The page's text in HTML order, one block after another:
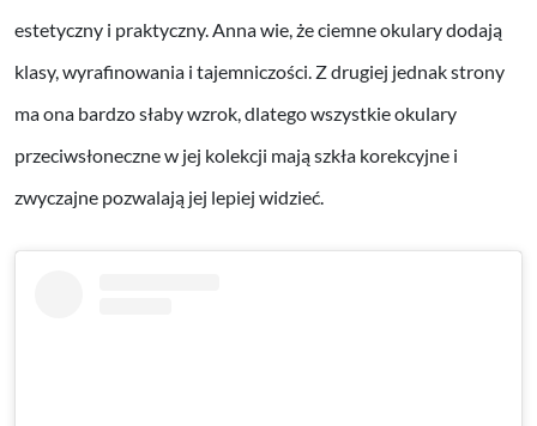
estetyczny i praktyczny. Anna wie, że ciemne okulary dodają
klasy, wyrafinowania i tajemniczości. Z drugiej jednak strony
ma ona bardzo słaby wzrok, dlatego wszystkie okulary
przeciwsłoneczne w jej kolekcji mają szkła korekcyjne i
zwyczajne pozwalają jej lepiej widzieć.